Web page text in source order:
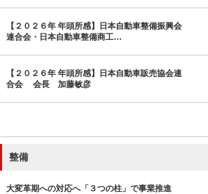
【２０２６年 年頭所感】日本自動車整備振興会
連合会・日本自動車整備商工…
【２０２６年 年頭所感】日本自動車販売協会連
合会 会長 加藤敏彦
整備
大変革期への対応へ「３つの柱」で事業推進